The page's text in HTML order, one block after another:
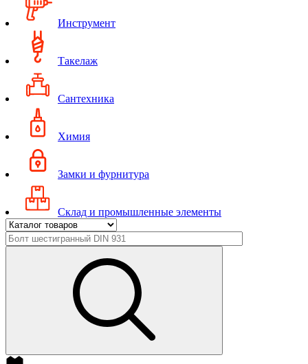
Инструмент
Такелаж
Сантехника
Химия
Замки и фурнитура
Склад и промышленные элементы